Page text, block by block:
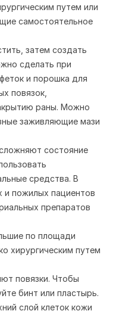
путем или
самостоятельное
затем создать
сделать при
и порошка для
повязок,
раны. Можно
заживляющие мази
состояние
средства. В
и пожилых пациентов
препаратов
по площади
хирургическим путем
повязки. Чтобы
бинт или пластырь.
слой клеток кожи